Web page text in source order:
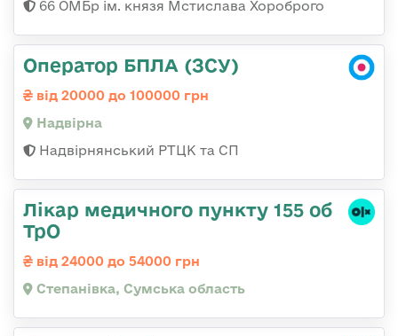
66 ОМБр ім. князя Мстислава Хороброго
Оператор БПЛА (ЗСУ)
від 20000 до 100000 грн
Надвірна
Надвірнянський РТЦК та СП
Лікар медичного пункту 155 об
ТрО
від 24000 до 54000 грн
Степанівка, Сумська область